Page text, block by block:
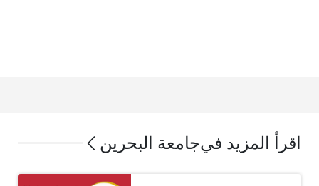
اقرأ المزيد فيجامعة البحرين